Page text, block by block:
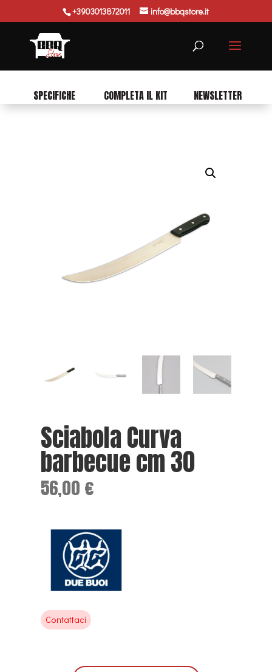
+3903013872011 info@bbqstore.it
Ricerca
prodotti
SPECIFICHE COMPLETA IL KIT NEWSLETTER
Sciabola Curva
barbecue cm 30
56,00 €
Contattaci